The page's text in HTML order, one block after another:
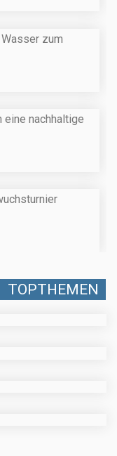
zum
eine nachhaltige
TOPTHEMEN